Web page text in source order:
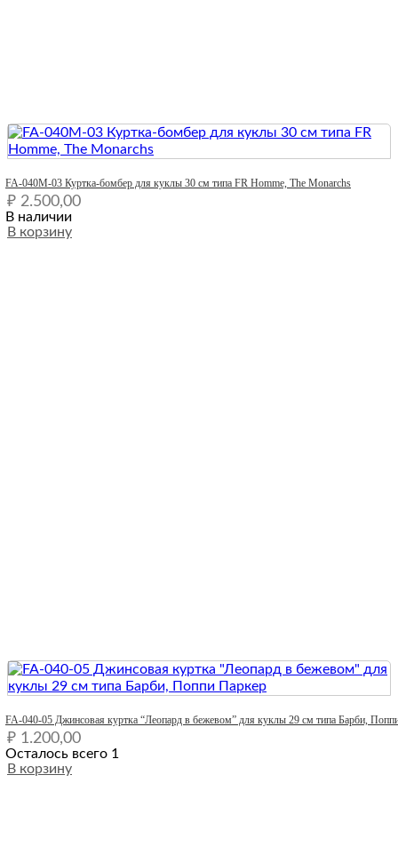
FA-040M-03 Куртка-бомбер для куклы 30 см типа FR Homme, The Monarchs
₽ 2.500,00
В наличии
В корзину
FA-040-05 Джинсовая куртка “Леопард в бежевом” для куклы 29 см типа Барби,
₽ 1.200,00
Осталось всего 1
В корзину